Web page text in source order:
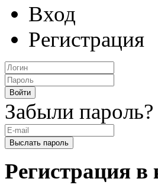
Вход
Регистрация
Забыли пароль?
Регистрация